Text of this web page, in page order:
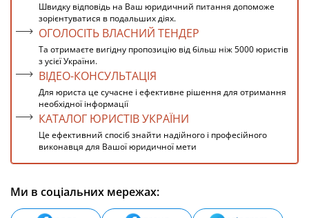
Швидку відповідь на Ваш юридичний питання допоможе
зорієнтуватися в подальших діях.
ОГОЛОСІТЬ ВЛАСНИЙ ТЕНДЕР
Та отримаєте вигідну пропозицію від більш ніж 5000 юристів
з усієї України.
ВІДЕО-КОНСУЛЬТАЦІЯ
Для юриста це сучасне і ефективне рішення для отримання
необхідної інформації
КАТАЛОГ ЮРИСТІВ УКРАЇНИ
Це ефективний спосіб знайти надійного і професійного
виконавця для Вашої юридичної мети
Ми в соціальних мережах: